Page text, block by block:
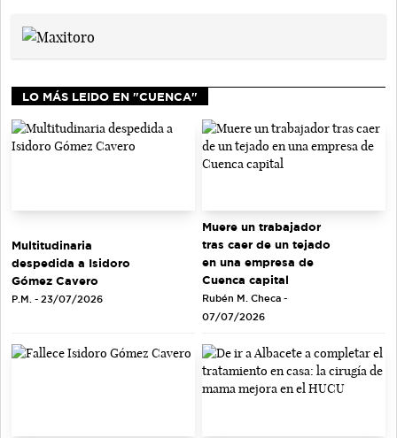
LO MÁS LEIDO EN "CUENCA"
Multitudinaria
despedida a Isidoro
Gómez Cavero
P.M. - 23/07/2026
Muere un trabajador
tras caer de un tejado
en una empresa de
Cuenca capital
Rubén M. Checa -
07/07/2026